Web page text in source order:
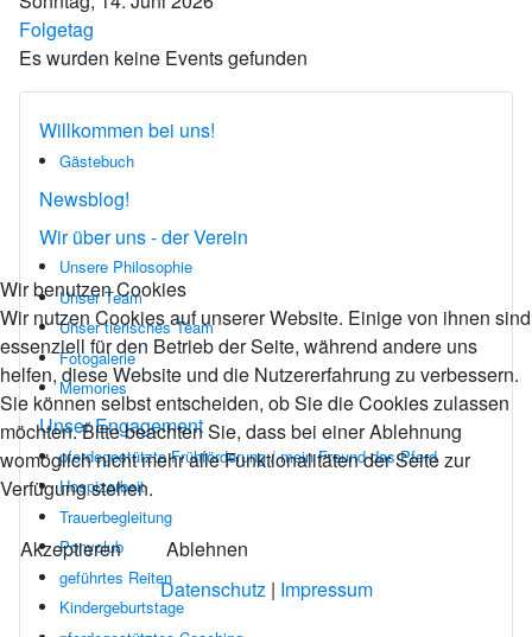
Folgetag
Es wurden keine Events gefunden
Willkommen bei uns!
Gästebuch
Newsblog!
Wir über uns - der Verein
Unsere Philosophie
Unser Team
Unser tierisches Team
Fotogalerie
Memories
Unser Engagement
pferdegestützte Frühförderung / mein Freund das Pferd
Hospizarbeit
Trauerbegleitung
Ponyclub
geführtes Reiten
Kindergeburtstage
Wir benutzen Cookies
Wir nutzen Cookies auf unserer Website. Einige von ihnen sind
essenziell für den Betrieb der Seite, während andere uns
helfen, diese Website und die Nutzererfahrung zu verbessern.
Sie können selbst entscheiden, ob Sie die Cookies zulassen
möchten. Bitte beachten Sie, dass bei einer Ablehnung
womöglich nicht mehr alle Funktionalitäten der Seite zur
Verfügung stehen.
Akzeptieren
Ablehnen
Datenschutz| Impressum